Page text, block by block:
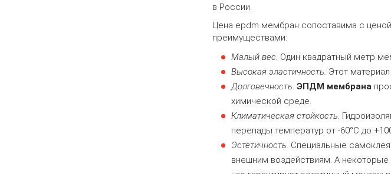
в России.
Цена epdm мембран сопоставима с
преимуществами:
Малый вес. Один квадратный метр
Высокая эластичность. Этот
Долговечность. ЭПДМ мембрана
химической среде.
Климатическая стойкость.
перепады температур от -60°С до
Эстетичность. Специальные
внешним воздействиям. А